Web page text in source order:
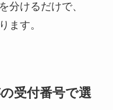
分けるだけで、
ます。
受付番号で選